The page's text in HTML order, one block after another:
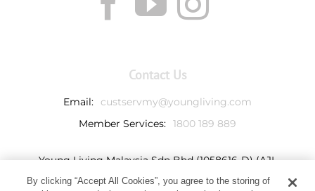
Contact Us
Email:
custservmy@youngliving.com
Member Services: 1800 189 889
Young Living Malaysia Sdn Bhd (1058616-D) (AJL
932069)
By clicking “Accept All Cookies”, you agree to the storing of